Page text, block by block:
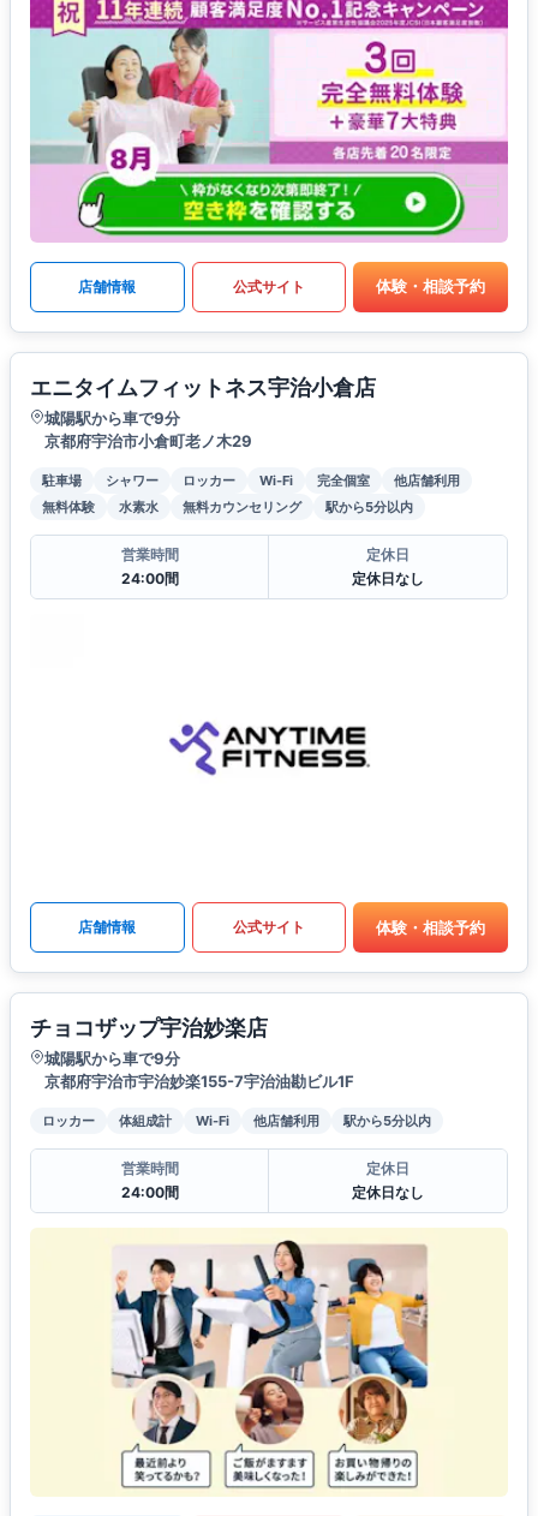
店舗情報 公式サイト 体験・相談予約
エニタイムフィットネス宇治小倉店
城陽駅から車で9分
京都府宇治市小倉町老ノ木29
駐車場 シャワー ロッカー Wi-Fi 完全個室
他店舗利用
無料体験
水素水 無料カウンセリング 駅から5分以内
営業時間
24:00間
定休日
定休日なし
店舗情報 公式サイト 体験・相談予約
チョコザップ宇治妙楽店
城陽駅から車で9分
京都府宇治市宇治妙楽155-7宇治油勘ビル1F
ロッカー 体組成計 Wi-Fi 他店舗利用 駅から5分以内
営業時間
24:00間
定休日
定休日なし